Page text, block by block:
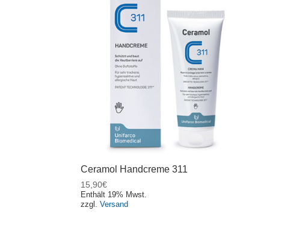
Ceramol Handcreme 311
15,90€
Enthält 19% Mwst.
zzgl.Versand